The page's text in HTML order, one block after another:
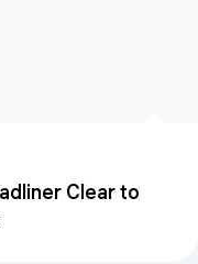
Clear to